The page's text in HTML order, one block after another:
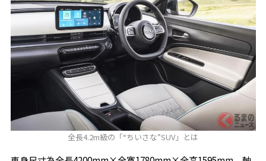
全長4.2m級の「“ちいさな”SUV」とは